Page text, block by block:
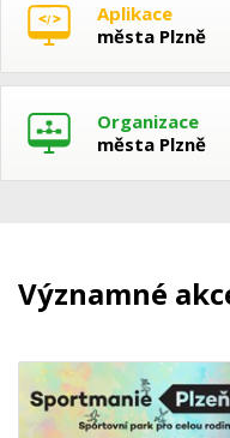
Aplikace
města Plzně
Organizace
města Plzně
Významné